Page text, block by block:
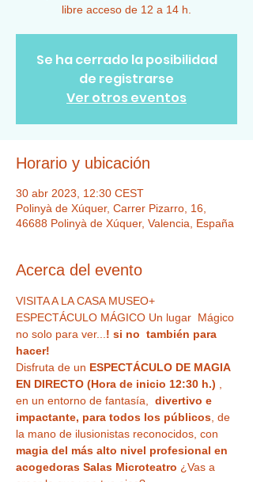
libre acceso de 12 a 14 h.
Se ha cerrado la posibilidad
de registrarse
Ver otros eventos
Horario y ubicación
30 abr 2023, 12:30 CEST
Polinyà de Xúquer, Carrer Pizarro, 16,
46688 Polinyà de Xúquer, Valencia, España
Acerca del evento
VISITA A LA CASA MUSEO+
ESPECTÁCULO MÁGICO Un lugar  Mágico
no solo para ver... ! si no  también para
hacer!
Disfruta de un ESPECTÁCULO DE MAGIA
EN DIRECTO (Hora de inicio 12:30 h.)
en un entorno de fantasía, divertivo e
impactante, para todos los públicos , de
la mano de ilusionistas reconocidos, con
magia del más alto nivel profesional en
acogedoras Salas Microteatro ¿Vas a